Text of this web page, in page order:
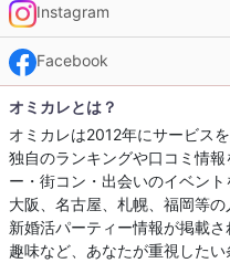
Instagram
Facebook
オミカレとは？
オミカレは2012年にサービス
独自のランキングや口コミ情
ー・街コン・出会いのイベント
大阪、名古屋、札幌、福岡等
新婚活パーティー情報が掲載
趣味など、あなたが重視した